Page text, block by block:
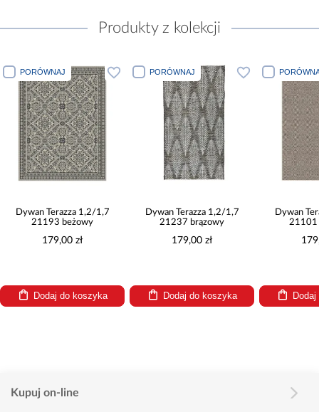
Produkty z kolekcji
PORÓWNAJ
Dywan Terazza 1,2/1,7
21193 beżowy
179,00 zł
Dodaj do koszyka
PORÓWNAJ
Dywan Terazza 1,2/1,7
21237 brązowy
179,00 zł
Dodaj do koszyka
Dywan
21101
Kupuj on-line